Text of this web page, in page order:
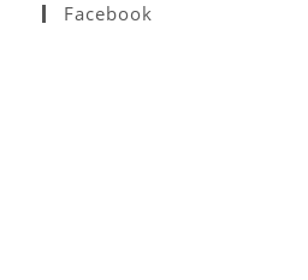
Facebook